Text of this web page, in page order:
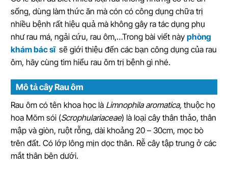
sống, dùng làm thức ăn mà cón có công dụng chữa trị
nhiều bệnh rất hiệu quả mà không gây ra tác dụng phụ
như rau má, ngải cứu, rau ôm,…Trong bài viết này phòng
khám bác sĩ sẽ giới thiệu đến các bạn công dụng của rau
ôm, hãy cùng tìm hiểu rau ôm trị bệnh gì nhé.
Mô tả cây Rau ôm
Rau ôm có tên khoa học là Limnophila aromatica, thuộc họ
hoa Mõm sói (Scrophulariaceae) là loại cây thân thảo, thân
mập và giòn, ruột rỗng, dài khoảng 20 – 30cm, mọc bò
trên đất. Có lớp lông mịn dọc thân. Rễ cây tập trung ở các
mắt thân bên dưới.